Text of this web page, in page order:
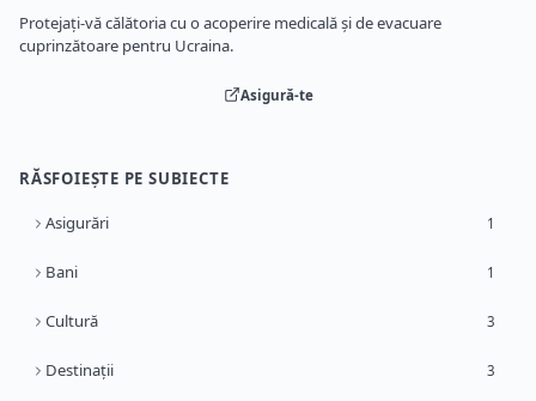
Protejați-vă călătoria cu o acoperire medicală și de evacuare
cuprinzătoare pentru Ucraina.
Asigură-te
RĂSFOIEȘTE PE SUBIECTE
Asigurări 1
Bani 1
Cultură 3
Destinații 3